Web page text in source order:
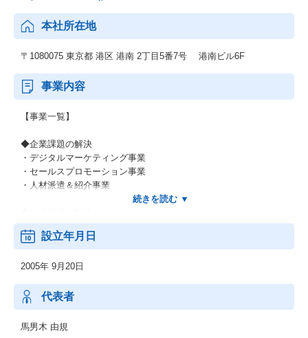
本社所在地
〒1080075 東京都 港区 港南 2丁目5番7号 港南ビル6F
事業内容
【事業一覧】
◆企業課題の解決
・デジタルマーケティング事業
・セールスプロモーション事業
・人材派遣＆紹介事業
・福祉DX事業
・サテライトオフィス型の障がい者雇用＆定着支援事業
設立年月日
2005年 9月20日
代表者
馬男木 由規